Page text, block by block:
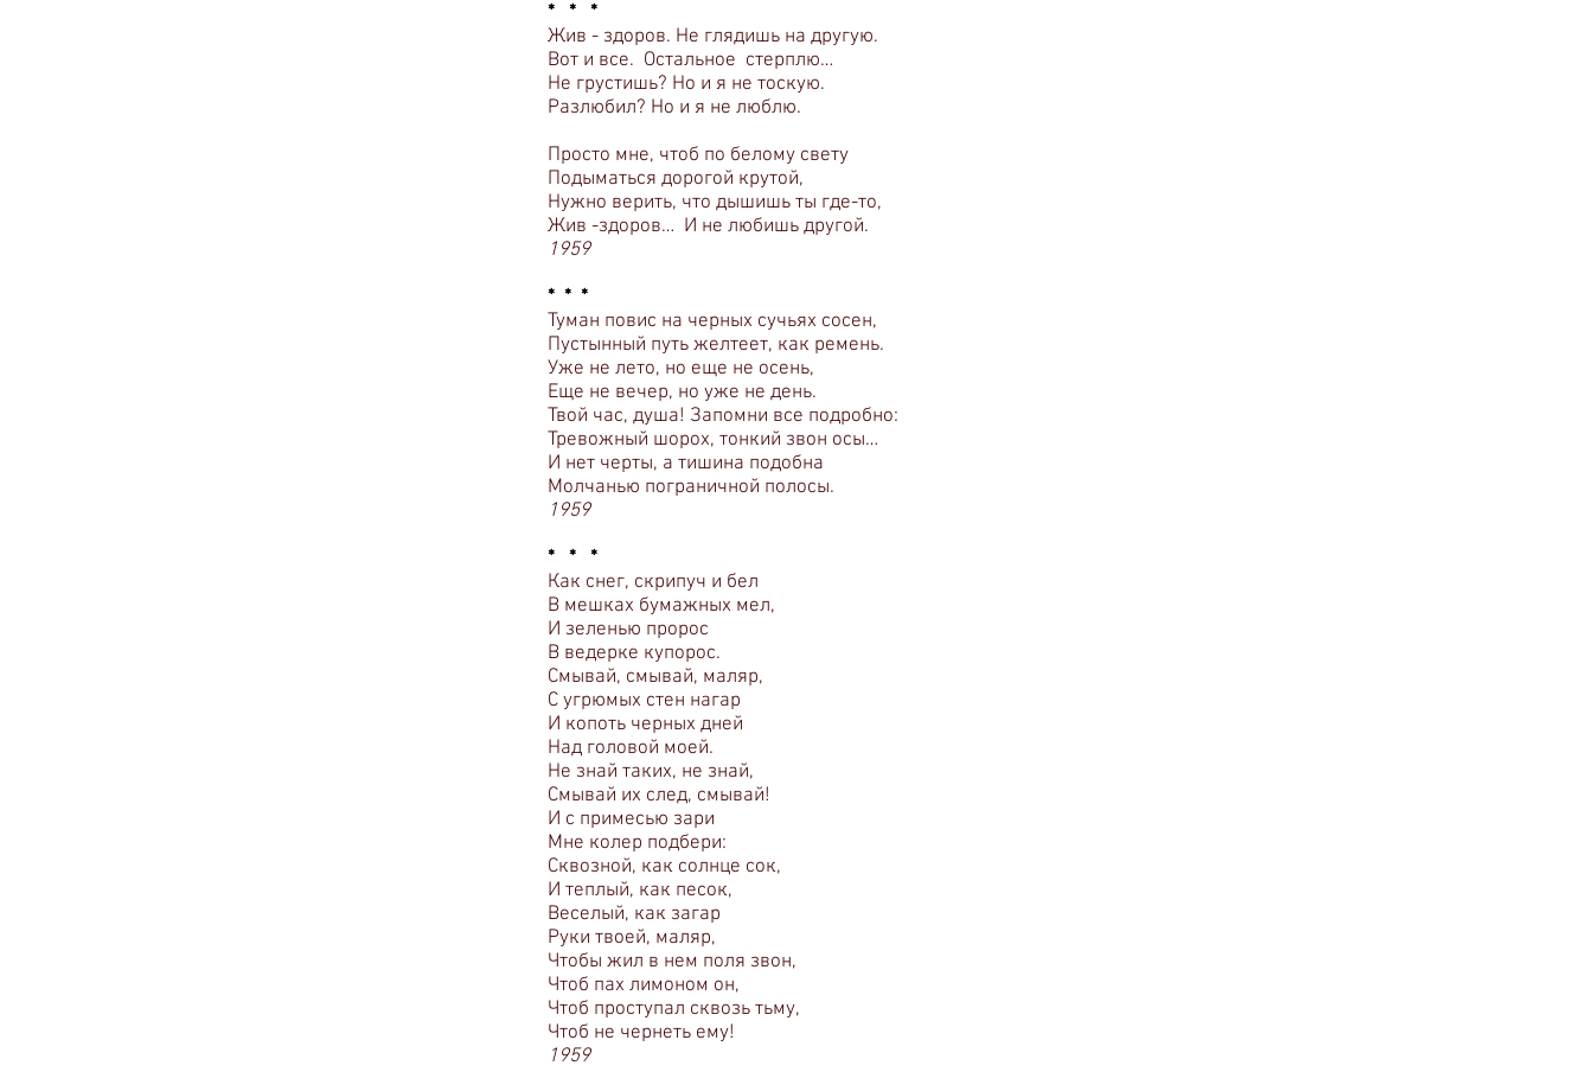
* * *
Жив - здоров. Не глядишь на другую.
Вот и все. Остальное стерплю…
Не грустишь? Но и я не тоскую.
Разлюбил? Но и я не люблю.
Просто мне, чтоб по белому свету
Подыматься дорогой крутой,
Нужно верить, что дышишь ты где-то,
Жив -здоров… И не любишь другой.
1959
* * *
Туман повис на черных сучьях сосен,
Пустынный путь желтеет, как ремень.
Уже не лето, но еще не осень,
Еще не вечер, но уже не день.
Твой час, душа! Запомни все подробно:
Тревожный шорох, тонкий звон осы…
И нет черты, а тишина подобна
Молчанью пограничной полосы.
1959
* * *
Как снег, скрипуч и бел
В мешках бумажных мел,
И зеленью пророс
В ведерке купорос.
Смывай, смывай, маляр,
С угрюмых стен нагар
И копоть черных дней
Над головой моей.
Не знай таких, не знай,
Смывай их след, смывай!
И с примесью зари
Мне колер подбери:
Сквозной, как солнце сок,
И теплый, как песок,
Веселый, как загар
Руки твоей, маляр,
Чтобы жил в нем поля звон,
Чтоб пах лимоном он,
Чтоб проступал сквозь тьму,
Чтоб не чернеть ему!
1959